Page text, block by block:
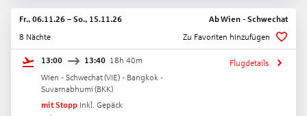
Fr., 06.11.26 – So., 15.11.26 AbWien - Schwechat
8 Nächte
Zu Favoriten hinzufügen
13:00 13:40 18h 40m
Wien - Schwechat(VIE) - Bangkok -
Suvarnabhumi (BKK)
mit Stopp Inkl. Gepäck
Flugdetails